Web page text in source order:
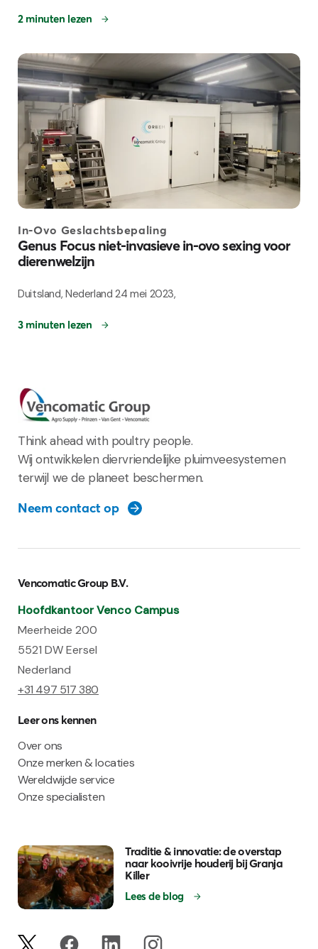
2 minuten lezen
In-Ovo Geslachtsbepaling
Genus Focus niet-invasieve in-ovo sexing voor
dierenwelzijn
Duitsland, Nederland 24 mei 2023,
3 minuten lezen
Think ahead with poultry people.
Wij ontwikkelen diervriendelijke pluimveesystemen
terwijl we de planeet beschermen.
Neem contact op
Vencomatic Group B.V.
Hoofdkantoor Venco Campus
Meerheide 200
5521 DW Eersel
Nederland
+31 497 517 380
Leer ons kennen
Over ons
Onze merken & locaties
Wereldwijde service
Onze specialisten
Traditie & innovatie: de overstap
naar kooivrije houderij bij Granja
Killer
Lees de blog